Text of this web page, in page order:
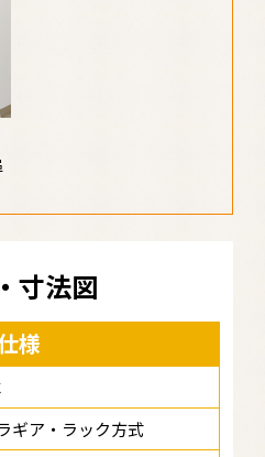
寸法図
様
ギア・ラック方式